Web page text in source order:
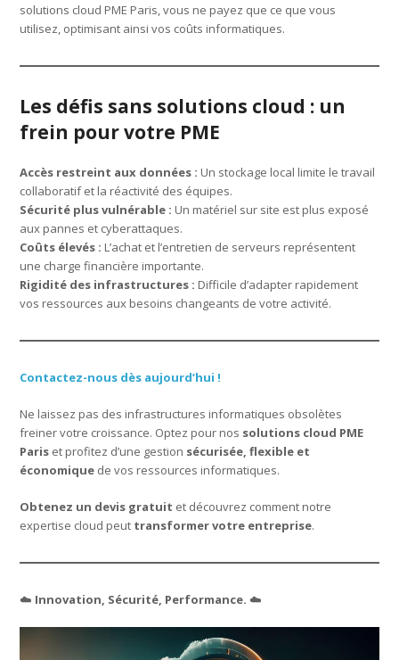
solutions cloud PME Paris, vous ne payez que ce que vous
utilisez, optimisant ainsi vos coûts informatiques.
Les défis sans solutions cloud : un
frein pour votre PME
Accès restreint aux données : Un stockage local limite le travail
collaboratif et la réactivité des équipes.
Sécurité plus vulnérable : Un matériel sur site est plus exposé
aux pannes et cyberattaques.
Coûts élevés : L’achat et l’entretien de serveurs représentent
une charge financière importante.
Rigidité des infrastructures : Difficile d’adapter rapidement
vos ressources aux besoins changeants de votre activité.
Contactez-nous dès aujourd’hui !
Ne laissez pas des infrastructures informatiques obsolètes
freiner votre croissance. Optez pour nos solutions cloud PME
Paris et profitez d’une gestion sécurisée, flexible et
économique de vos ressources informatiques.
Obtenez un devis gratuit et découvrez comment notre
expertise cloud peut transformer votre entreprise.
☁️ Innovation, Sécurité, Performance. ☁️